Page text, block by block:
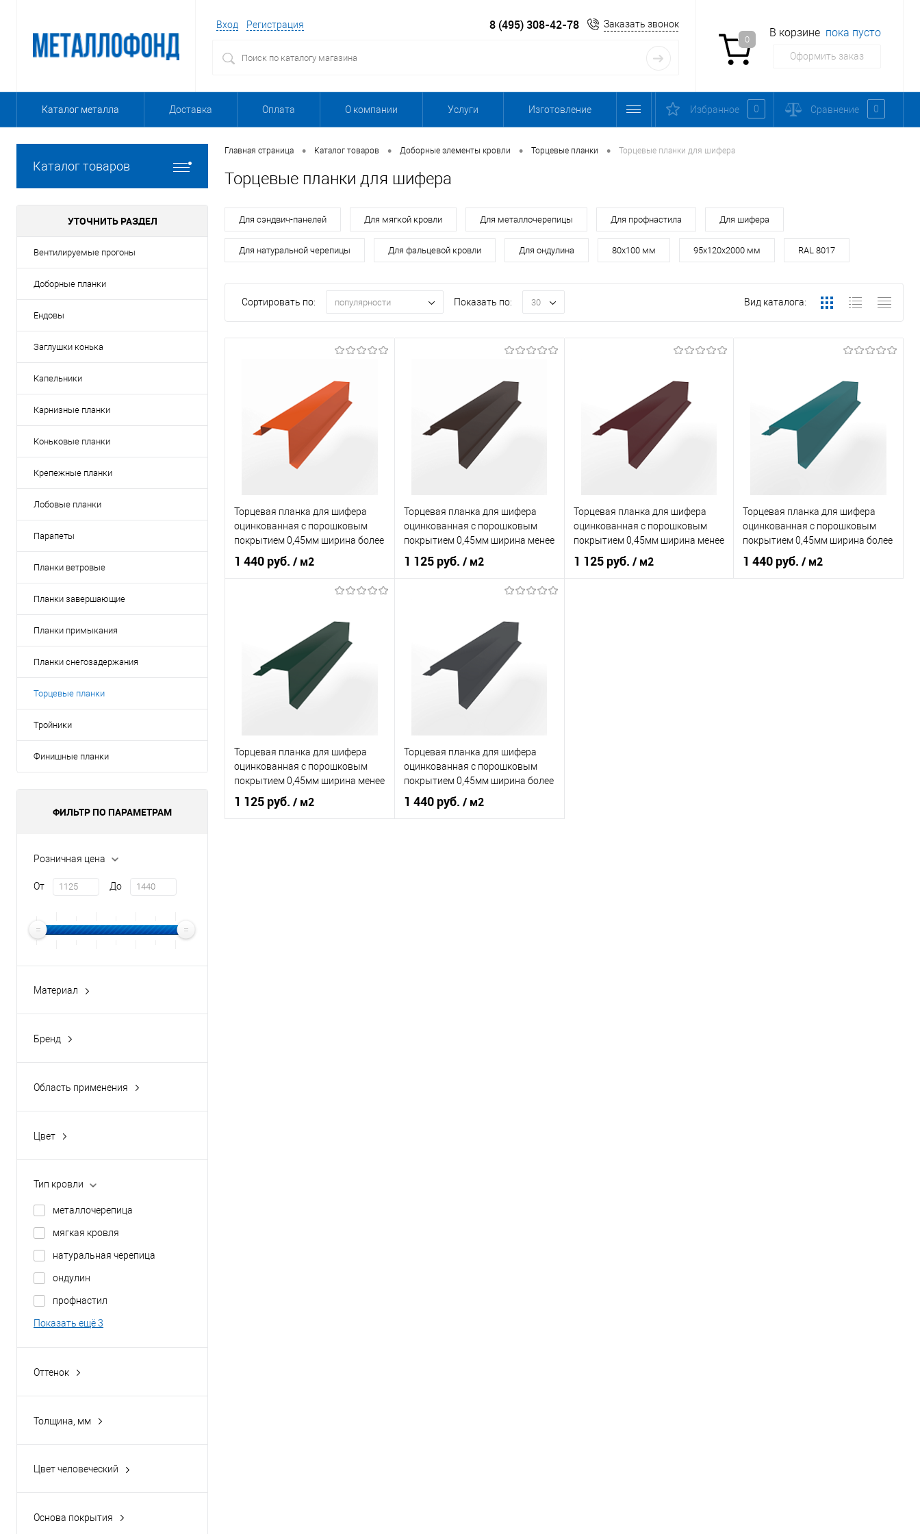
Вход Регистрация 8 (495) 308-42-78 Заказать звонок
0
В корзине пока пусто
Оформить заказ
Каталог металла Доставка Оплата О компании Услуги Изготовление Избранное 0 Сравнение 0
Каталог товаров
УТОЧНИТЬ РАЗДЕЛ
Вентилируемые прогоны
Доборные планки
Ендовы
Заглушки конька
Капельники
Карнизные планки
Коньковые планки
Крепежные планки
Лобовые планки
Парапеты
Планки ветровые
Планки завершающие
Планки примыкания
Планки снегозадержания
Торцевые планки
Тройники
Финишные планки
ФИЛЬТР ПО ПАРАМЕТРАМ
Розничная цена
От До
Материал
Бренд
Область применения
Цвет
2004
3003
Показать ещё 15
Тип кровли
металлочерепица
мягкая кровля
натуральная черепица
ондулин
профнастил
Показать ещё 3
Оттенок
Коричнево-красный
Толщина, мм
Цвет человеческий
Основа покрытия
Главная страница • Каталог товаров • Доборные элементы кровли • Торцевые планки • Торцевые планки для шифера
Торцевые планки для шифера
Для сэндвич-панелей Для мягкой кровли Для металлочерепицы Для профнастила Для шифера
Для натуральной черепицы Для фальцевой кровли Для ондулина 80х100 мм 95х120х2000 мм RAL 8017
Сортировать по: популярности Показать по: 30 Вид каталога:
Торцевая планка для шифера
оцинкованная с порошковым
покрытием 0,45мм ширина более
625 мм RAL 2004
1 440 руб. / м2
Цвет человеческий оранжевый
В корзину
В избранное
Под заказ
Торцевая планка для шифера
оцинкованная с порошковым
покрытием 0,45мм ширина менее
625 мм RAL 8017
1 125 руб. / м2
Цвет человеческий коричневый
В корзину
В избранное
Под заказ
Торцевая планка для шифера
оцинкованная с порошковым
покрытием 0,45мм ширина менее
625 мм RAL 3005
1 125 руб. / м2
Торцевая планка для шифера
оцинкованная с порошковым
покрытием 0,45мм ширина более
625 мм RAL 5021
1 440 руб./ м2
Торцевая планка для шифера
оцинкованная с порошковым
покрытием 0,45мм ширина менее
625 мм RAL 6005
1 125 руб. / м2
Торцевая планка для шифера
оцинкованная с порошковым
покрытием 0,45мм ширина более
625 мм RAL 7024
1 440 руб. / м2